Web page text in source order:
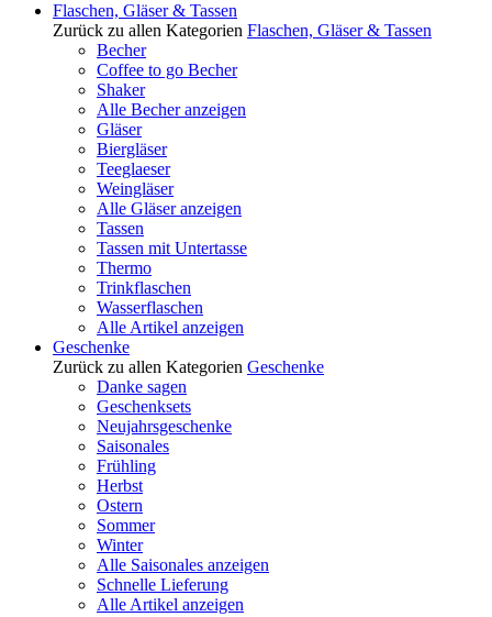
Flaschen, Gläser & Tassen
Zurück zu allen Kategorien Flaschen, Gläser & Tassen
Becher
Coffee to go Becher
Shaker
Alle Becher anzeigen
Gläser
Biergläser
Teeglaeser
Weingläser
Alle Gläser anzeigen
Tassen
Tassen mit Untertasse
Thermo
Trinkflaschen
Wasserflaschen
Alle Artikel anzeigen
Geschenke
Zurück zu allen Kategorien Geschenke
Danke sagen
Geschenksets
Neujahrsgeschenke
Saisonales
Frühling
Herbst
Ostern
Sommer
Winter
Alle Saisonales anzeigen
Schnelle Lieferung
Alle Artikel anzeigen